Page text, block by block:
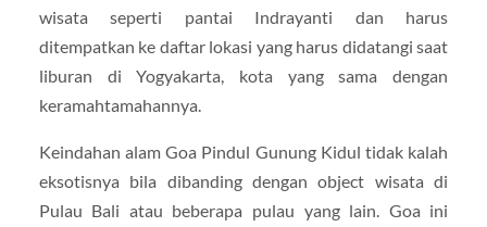
wisata seperti pantai Indrayanti dan harus
ditempatkan ke daftar lokasi yang harus didatangi saat
liburan di Yogyakarta, kota yang sama dengan
keramahtamahannya.
Keindahan alam Goa Pindul Gunung Kidul tidak kalah
eksotisnya bila dibanding dengan object wisata di
Pulau Bali atau beberapa pulau yang lain. Goa ini